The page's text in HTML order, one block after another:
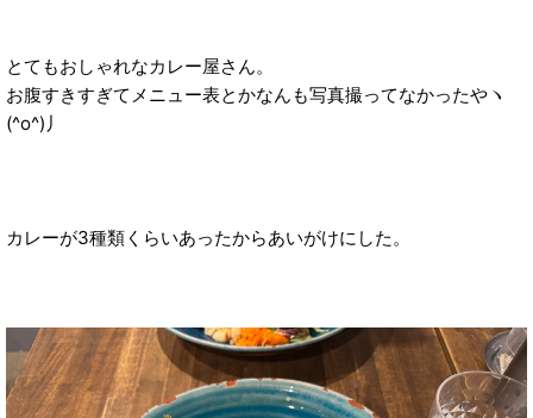
とてもおしゃれなカレー屋さん。
お腹すきすぎてメニュー表とかなんも写真撮ってなかったやヽ
(^o^)丿
カレーが3種類くらいあったからあいがけにした。